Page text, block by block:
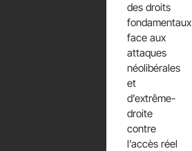
des droits
fondamentaux
face aux
attaques
néolibérales
et
d’extrême-
droite
contre
l’accès réel